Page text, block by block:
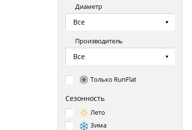
Диаметр
Все
Производитель
Все
Только RunFlat
Сезонность
Лето
Зима